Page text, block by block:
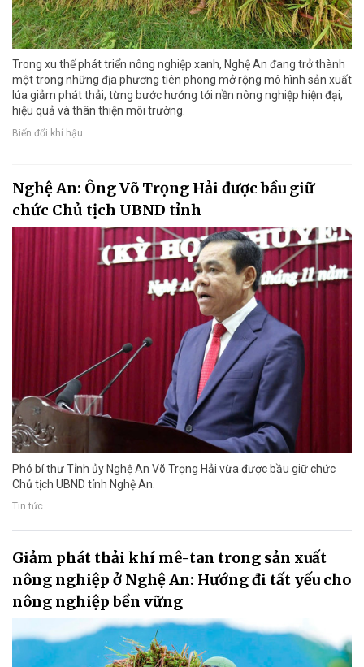
Trong xu thế phát triển nông nghiệp xanh, Nghệ An đang trở thành
một trong những địa phương tiên phong mở rộng mô hình sản xuất
lúa giảm phát thải, từng bước hướng tới nền nông nghiệp hiện đại,
hiệu quả và thân thiện môi trường.
Biến đổi khí hậu
Nghệ An: Ông Võ Trọng Hải được bầu giữ
chức Chủ tịch UBND tỉnh
Phó bí thư Tỉnh ủy Nghệ An Võ Trọng Hải vừa được bầu giữ chức
Chủ tịch UBND tỉnh Nghệ An.
Tin tức
Giảm phát thải khí mê-tan trong sản xuất
nông nghiệp ở Nghệ An: Hướng đi tất yếu cho
nông nghiệp bền vững